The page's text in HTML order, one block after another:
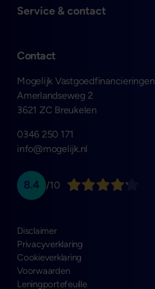
Contact
Mogelijk Vastgoedfinancieringen
Amerlandseweg 2
3621 ZC Breukelen
0346 250 171
info@mogelijk.nl
Open
Service & contact
8.4 /10
Disclaimer
Privacyverklaring
Cookieverklaring
Voorwaarden
Leningportefeuille